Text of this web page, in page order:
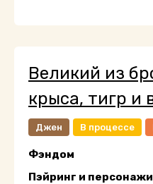
Великий из
крыса, тигр и
Джен В процессе
Фэндом
Пэйринг и персонажи